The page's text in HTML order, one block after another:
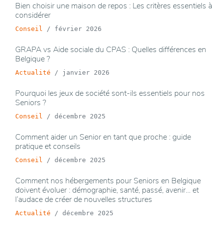
Bien choisir une maison de repos : Les critères essentiels à
considérer
Conseil / février 2026
GRAPA vs Aide sociale du CPAS : Quelles différences en
Belgique ?
Actualité / janvier 2026
Pourquoi les jeux de société sont-ils essentiels pour nos
Seniors ?
Conseil / décembre 2025
Comment aider un Senior en tant que proche : guide
pratique et conseils
Conseil / décembre 2025
Comment nos hébergements pour Seniors en Belgique
doivent évoluer : démographie, santé, passé, avenir… et
l’audace de créer de nouvelles structures
Actualité / décembre 2025